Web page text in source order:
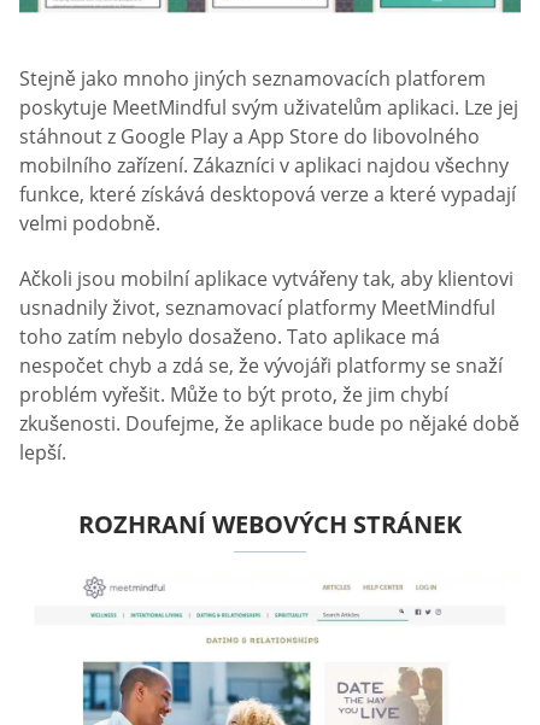
Stejně jako mnoho jiných seznamovacích platforem
poskytuje MeetMindful svým uživatelům aplikaci. Lze jej
stáhnout z Google Play a App Store do libovolného
mobilního zařízení. Zákazníci v aplikaci najdou všechny
funkce, které získává desktopová verze a které vypadají
velmi podobně.
Ačkoli jsou mobilní aplikace vytvářeny tak, aby klientovi
usnadnily život, seznamovací platformy MeetMindful
toho zatím nebylo dosaženo. Tato aplikace má
nespočet chyb a zdá se, že vývojáři platformy se snaží
problém vyřešit. Může to být proto, že jim chybí
zkušenosti. Doufejme, že aplikace bude po nějaké době
lepší.
ROZHRANÍ WEBOVÝCH STRÁNEK